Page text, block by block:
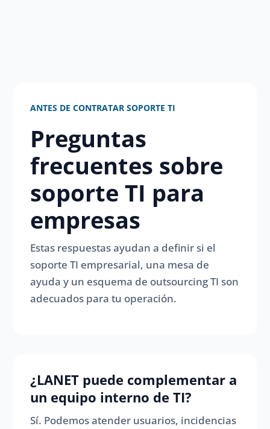
ANTES DE CONTRATAR SOPORTE TI
Preguntas
frecuentes sobre
soporte TI para
empresas
Estas respuestas ayudan a definir si el
soporte TI empresarial, una mesa de
ayuda y un esquema de outsourcing TI son
adecuados para tu operación.
¿LANET puede complementar a
un equipo interno de TI?
Sí. Podemos atender usuarios, incidencias